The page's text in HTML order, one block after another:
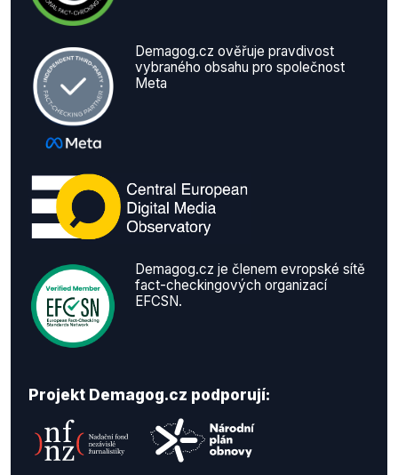
Demagog.cz ověřuje pravdivost
vybraného obsahu pro společnost
Meta
Demagog.cz je členem evropské sítě
fact-checkingových organizací
EFCSN.
Projekt Demagog.cz podporují: